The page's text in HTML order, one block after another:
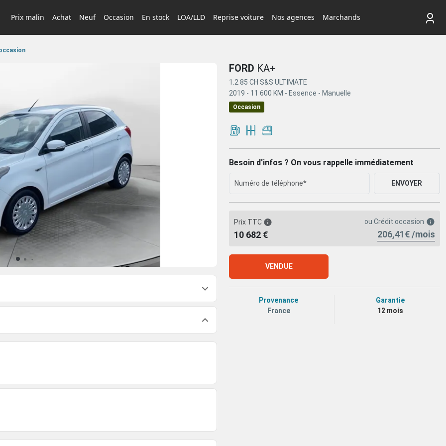
Prix malin Achat Neuf Occasion En stock LOA/LLD Reprise voiture Nos agences Marchands
FORD KA+
1.2 85 CH S&S ULTIMATE
2019 - 11 600 KM - Essence - Manuelle
Occasion
Besoin d'infos ? On vous rappelle immédiatement
ENVOYER
Prix TTC
10 682 €
ou Crédit occasion
206,41€ /mois
VENDUE
Provenance
France
Garantie
12 mois